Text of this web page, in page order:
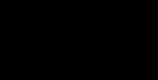
оплатил. Через пару дней уже забрал
за новыми идеями! Рекомендую!